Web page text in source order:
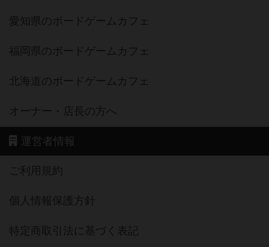
愛知県のボードゲームカフェ
福岡県のボードゲームカフェ
北海道のボードゲームカフェ
オーナー・店長の方へ
運営者情報
ご利用規約
個人情報保護方針
特定商取引法に基づく表記